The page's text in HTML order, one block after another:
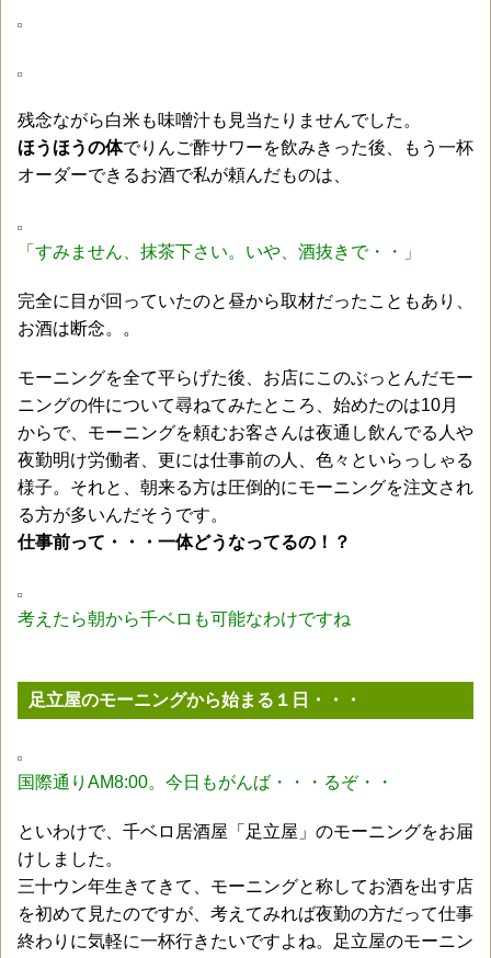
残念ながら白米も味噌汁も見当たりませんでした。
ほうほうの体でりんご酢サワーを飲みきった後、もう一杯
オーダーできるお酒で私が頼んだものは、
「すみません、抹茶下さい。いや、酒抜きで・・」
完全に目が回っていたのと昼から取材だったこともあり、
お酒は断念。。
モーニングを全て平らげた後、お店にこのぶっとんだモー
ニングの件について尋ねてみたところ、始めたのは10月
からで、モーニングを頼むお客さんは夜通し飲んでる人や
夜勤明け労働者、更には仕事前の人、色々といらっしゃる
様子。それと、朝来る方は圧倒的にモーニングを注文され
る方が多いんだそうです。
仕事前って・・・一体どうなってるの！？
考えたら朝から千ベロも可能なわけですね
足立屋のモーニングから始まる１日・・・
国際通りAM8:00。今日もがんば・・・るぞ・・
といわけで、千ベロ居酒屋「足立屋」のモーニングをお届
けしました。
三十ウン年生きてきて、モーニングと称してお酒を出す店
を初めて見たのですが、考えてみれば夜勤の方だって仕事
終わりに気軽に一杯行きたいですよね。足立屋のモーニン